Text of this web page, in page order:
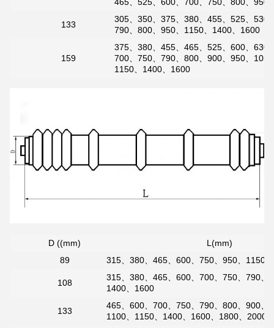
133
305、350、375、380、455、525、530
790、800、950、1150、1400、1600
159
375、380、455、465、525、600、630
700、750、790、800、900、950、
1150、1400、1600
D ((mm)
L(mm)
89
315、380、465、600、750、950、1150
108
315、380、465、600、700、750、790、
1400、1600
133
465、600、700、750、790、800、900、
1100、1150、1400、1600、1800、2000